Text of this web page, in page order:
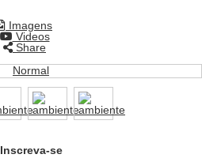
Imagens
Videos
Share
Inscreva-se